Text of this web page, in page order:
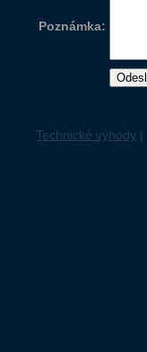
Poznámka:
Technické výhody |